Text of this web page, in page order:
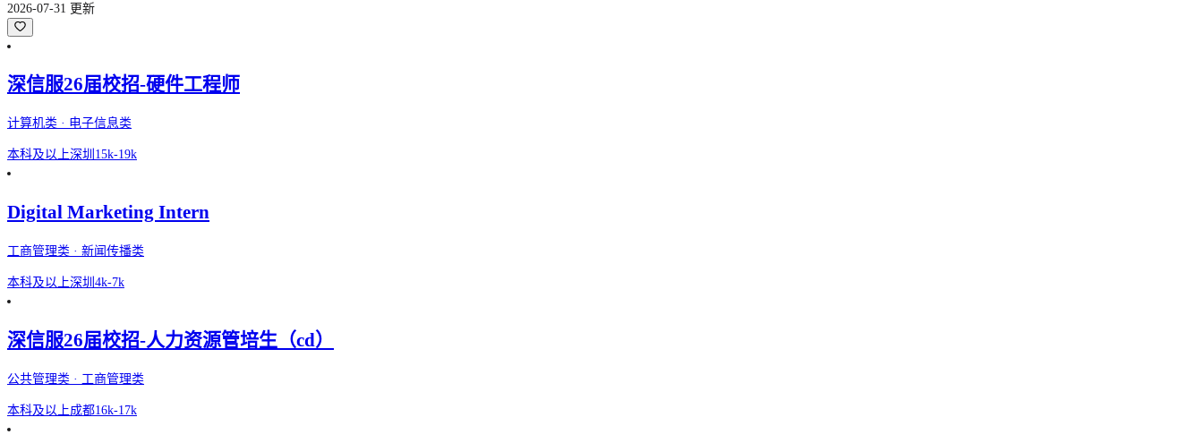
2026-07-31 更新
深信服26届校招-硬件工程师
计算机类 · 电子信息类
本科及以上深圳 15k-19k
Digital Marketing Intern
工商管理类 · 新闻传播类
本科及以上深圳 4k-7k
深信服26届校招-人力资源管培生（cd）
公共管理类 · 工商管理类
本科及以上成都16k-17k